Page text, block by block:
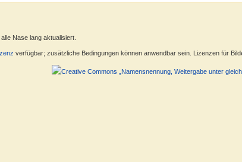
Nase lang aktualisiert.
verfügbar; zusätzliche Bedingungen können anwendbar sein. Lizenzen für